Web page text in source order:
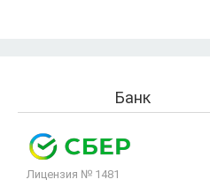
Банк
Лицензия № 1481